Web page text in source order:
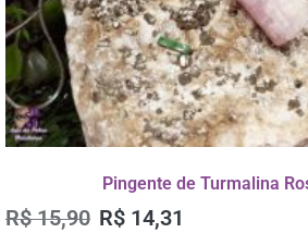
Pingente de Turmalina
R$15,90 R$ 14,31